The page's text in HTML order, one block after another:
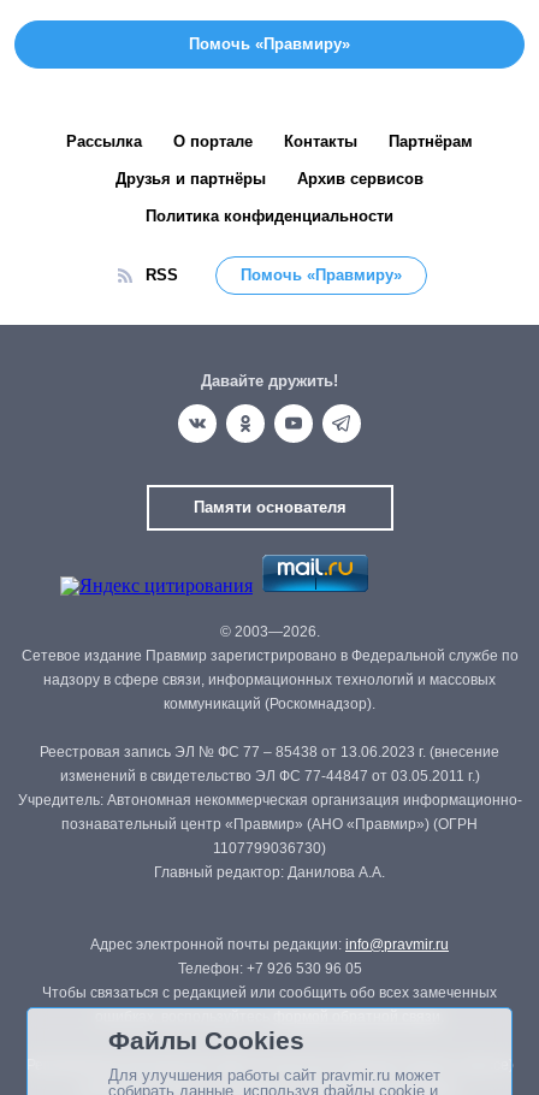
Помочь «Правмиру»
Рассылка О портале Контакты Партнёрам
Друзья и партнёры Архив сервисов
Политика конфиденциальности
RSS Помочь «Правмиру»
Давайте дружить!
Памяти основателя
© 2003—2026.
Сетевое издание Правмир зарегистрировано в Федеральной службе по
надзору в сфере связи, информационных технологий и массовых
коммуникаций (Роскомнадзор).
Реестровая запись ЭЛ № ФС 77 – 85438 от 13.06.2023 г. (внесение
изменений в свидетельство ЭЛ ФС 77-44847 от 03.05.2011 г.)
Учредитель: Автономная некоммерческая организация информационно-
познавательный центр «Правмир» (АНО «Правмир») (ОГРН
1107799036730)
Главный редактор: Данилова А.А.
Адрес электронной почты редакции: info@pravmir.ru
Телефон: +7 926 530 96 05
Чтобы связаться с редакцией или сообщить обо всех замеченных
Републикация материалов сайта в печатных изданиях (книгах, прессе)
возможна только с письменного разрешения редакции.
Файлы Cookies
Для улучшения работы сайт pravmir.ru может
собирать данные, используя файлы cookie и